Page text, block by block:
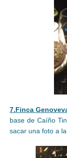
7.Finca
base de Caíño
sacar una foto a